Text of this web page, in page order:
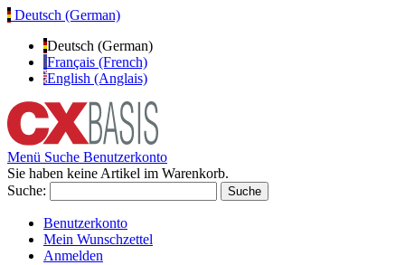
Deutsch (German)
Deutsch (German)
Français (French)
English (Anglais)
Menü Suche Benutzerkonto
Sie haben keine Artikel im Warenkorb.
Suche:
Suche
Benutzerkonto
Mein Wunschzettel
Anmelden